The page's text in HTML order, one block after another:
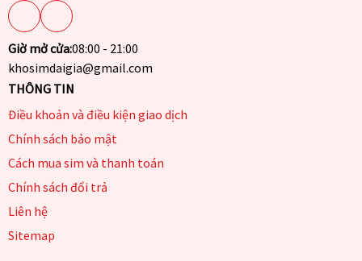
Giờ mở cửa:08:00 - 21:00
khosimdaigia@gmail.com
THÔNG TIN
Điều khoản và điều kiện giao dịch
Chính sách bảo mật
Cách mua sim và thanh toán
Chính sách đổi trả
Liên hệ
Sitemap